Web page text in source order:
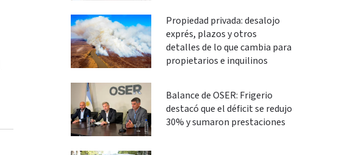
Propiedad privada: desalojo
exprés, plazos y otros
detalles de lo que cambia para
propietarios e inquilinos
Balance de OSER: Frigerio
destacó que el déficit se redujo
30% y sumaron prestaciones